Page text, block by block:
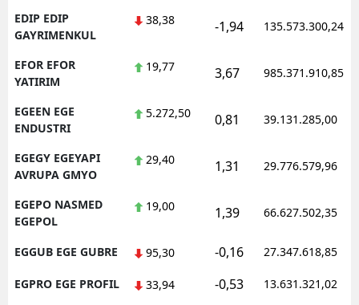
EDIP EDIP
GAYRIMENKUL
38,38 -1,94 135.573.300,24
EFOR EFOR
YATIRIM
19,77 3,67 985.371.910,85
EGEEN EGE
ENDUSTRI
5.272,50 0,81 39.131.285,00
EGEGY EGEYAPI
AVRUPA GMYO
29,40 1,31 29.776.579,96
EGEPO NASMED
EGEPOL
19,00 1,39 66.627.502,35
EGGUB EGE GUBRE 95,30 -0,16 27.347.618,85
EGPRO EGE PROFIL 33,94 -0,53 13.631.321,02